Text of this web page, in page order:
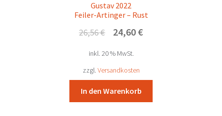
Gustav 2022
Feiler-Artinger – Rust
26,56€
Ursprünglicher
war:
26,56 €
24,60 €Aktueller
inkl. 20 % MwSt.
zzgl. Versandkosten
In den Warenkorb